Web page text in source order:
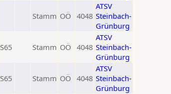
Stamm OÖ 4048
ATSV
Steinbach-
Grünburg
S65 Stamm OÖ 4048
ATSV
Steinbach-
Grünburg
S65 Stamm OÖ 4048
ATSV
Steinbach-
Grünburg